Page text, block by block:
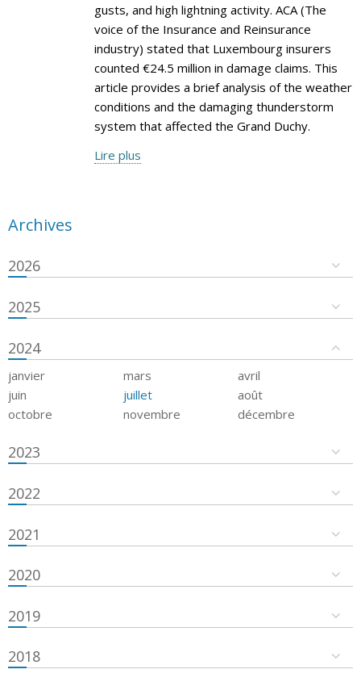
gusts, and high lightning activity. ACA (The
voice of the Insurance and Reinsurance
industry) stated that Luxembourg insurers
counted €24.5 million in damage claims. This
article provides a brief analysis of the weather
conditions and the damaging thunderstorm
system that affected the Grand Duchy.
Lire plus
Archives
2026
2025
2024
janvier mars
avril
juin
juillet
août
octobre
novembre décembre
2023
2022
2021
2020
2019
2018